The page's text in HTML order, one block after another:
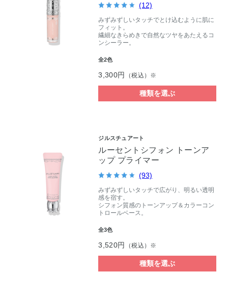
(12)
みずみずしいタッチでとけ込むように肌に
フィット。
繊細なきらめきで自然なツヤをあたえるコ
ンシーラー。
全2色
3,300円 （税込）※
種類を選ぶ
ジルスチュアート
ルーセントシフォン トーンア
ップ プライマー
(93)
みずみずしいタッチで広がり、明るい透明
感を宿す。
シフォン質感のトーンアップ＆カラーコン
トロールベース。
全3色
3,520円 （税込）※
種類を選ぶ